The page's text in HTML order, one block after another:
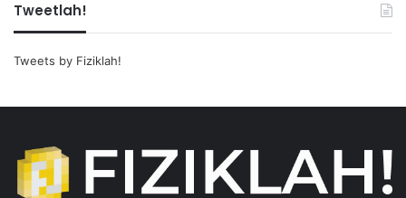
Tweetlah!
Tweets by Fiziklah!